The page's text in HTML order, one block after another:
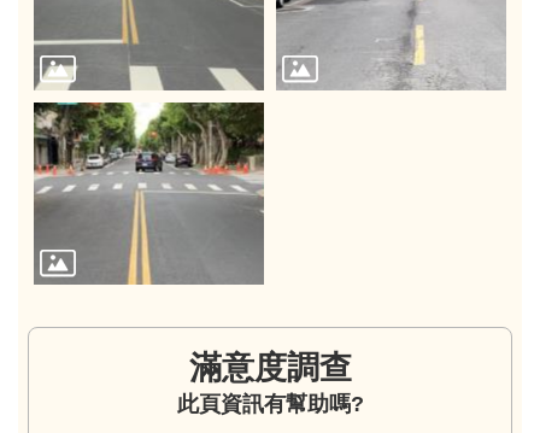
滿意度調查
此頁資訊有幫助嗎?